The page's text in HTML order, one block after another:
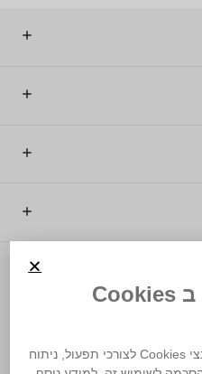
האתר עושה שימוש ב Cookies
לידיעתך, אתר זה עושה שימוש בקבצי Cookies לצורכי תפעול, ניתוח